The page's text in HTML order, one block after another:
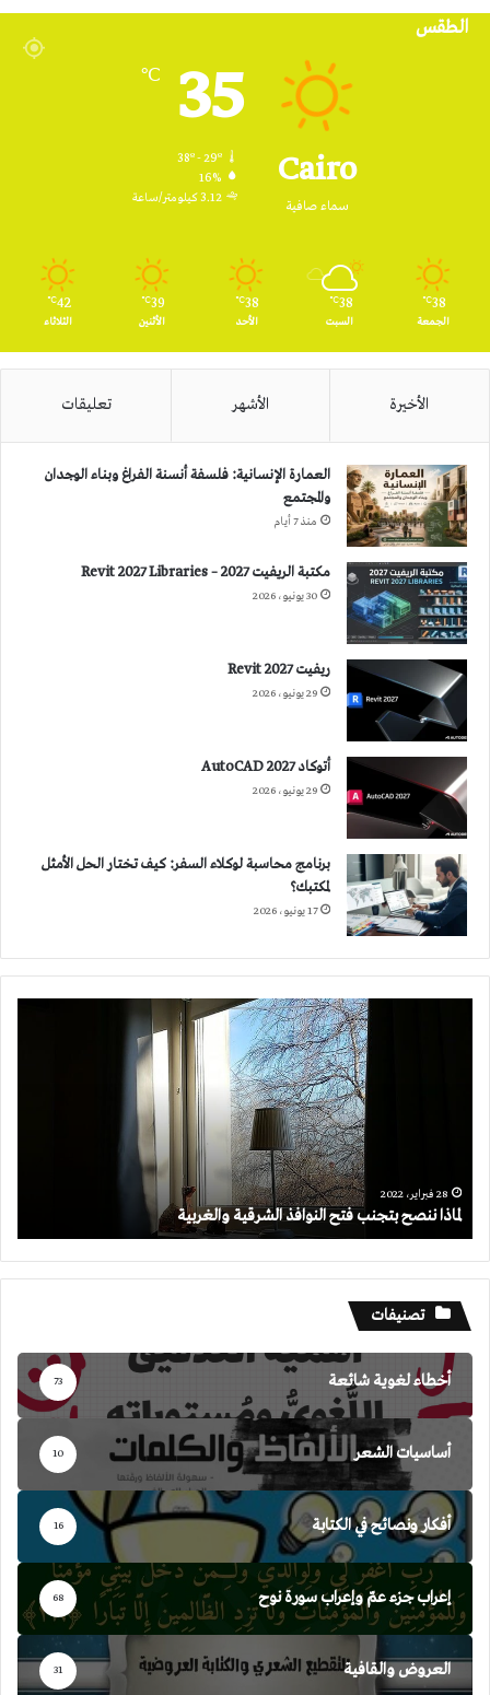
الطقس
Cairo
سماء صافية
35
℃
38º - 29º
16%
3.12 كيلومتر/ساعة
38
℃
الجمعة
38
℃
السبت
38
℃
الأحد
39
℃
الأثنين
42
℃
الثلاثاء
الأخيرة الأشهر تعليقات
العمارة الإنسانية: فلسفة أنسنة الفراغ وبناء الوجدان
والمجتمع
منذ 7 أيام
مكتبة الريفيت 2027 – Revit 2027 Libraries
30 يونيو، 2026
ريفيت 2027 Revit
29 يونيو، 2026
أتوكاد 2027 AutoCAD
29 يونيو، 2026
برنامج محاسبة لوكلاء السفر: كيف تختار الحل الأمثل
لمكتبك؟
17 يونيو، 2026
28 فبراير، 2022
لماذا ننصح بتجنب فتح النوافذ الشرقية والغربية
تصنيفات
أخطاء لغوية شائعة 73
أساسيات الشعر 10
أفكار ونصائح في الكتابة 16
إعراب جزء عمّ وإعراب سورة نوح 68
العروض والقافية 31